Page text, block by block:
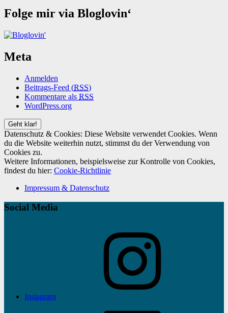
Folge mir via Bloglovin‘
Meta
Anmelden
Beitrags-Feed (RSS)
Kommentare als RSS
WordPress.org
Datenschutz & Cookies: Diese Website verwendet Cookies. Wenn
du die Website weiterhin nutzt, stimmst du der Verwendung von
Cookies zu.
Weitere Informationen, beispielsweise zur Kontrolle von Cookies,
findest du hier: Cookie-Richtlinie
Impressum & Datenschutz
Social Media
Instagram